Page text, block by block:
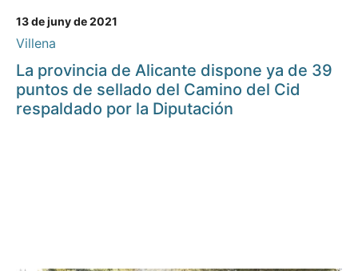
13 de juny de 2021
Villena
La provincia de Alicante dispone ya de 39
puntos de sellado del Camino del Cid
respaldado por la Diputación